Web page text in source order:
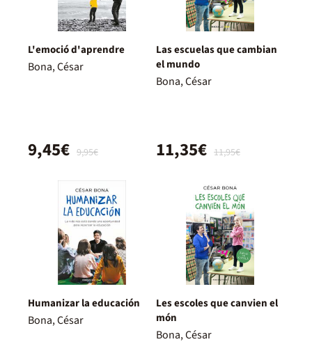
L'emoció d'aprendre
Bona, César
9,95€
9,45€
Las escuelas que cambian
el mundo
Bona, César
11,95€
11,35€
Humanizar la educación
Bona, César
Les escoles que canvien el
món
Bona, César